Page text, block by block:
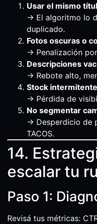
Usar el mismo
→ El algoritmo lo
duplicado.
Fotos oscuras o
→ Penalización
Descripciones
→ Rebote alto,
Stock
→ Pérdida de
No segmentar
→ Desperdicio de
TACOS.
14.
escalar tu
Paso 1:
Revisá tus métricas: